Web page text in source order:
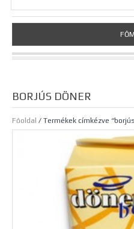
BORJÚS DÖNER
Főoldal / Termékek címkézve